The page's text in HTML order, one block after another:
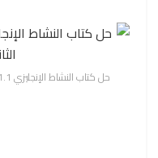
حل كتاب النشاط الإنجليزي Mega Goal 1.1 الصف الأول الثانوي مسارات